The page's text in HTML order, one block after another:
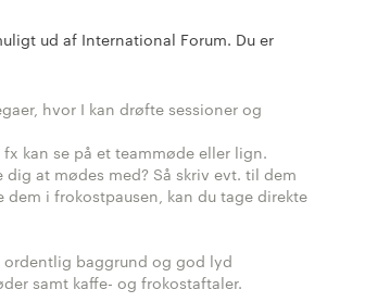
ud af International Forum. Du er
hvor I kan drøfte sessioner og
kan se på et teammøde eller lign.
at mødes med? Så skriv evt. til dem
i frokostpausen, kan du tage direkte
ordentlig baggrund og god lyd
samt kaffe- og frokostaftaler.